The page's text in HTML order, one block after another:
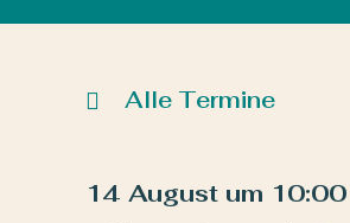
Alle Termine
14 August um 10:00